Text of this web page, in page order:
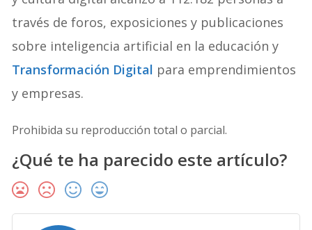
través de foros, exposiciones y publicaciones
sobre inteligencia artificial en la educación y
Transformación Digital para emprendimientos
y empresas.
Prohibida su reproducción total o parcial.
¿Qué te ha parecido este artículo?